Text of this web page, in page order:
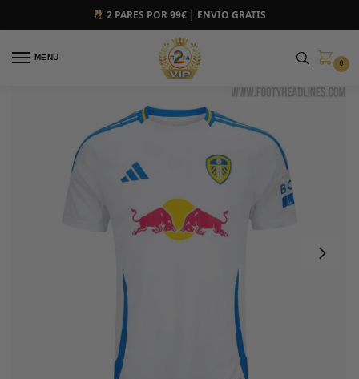
2 PARES POR 99€ | ENVÍO GRATIS
MENU
0